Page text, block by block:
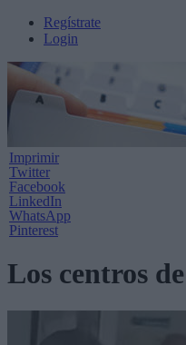
Regístrate
Login
Imprimir
Twitter
Facebook
LinkedIn
WhatsApp
Pinterest
Los centros